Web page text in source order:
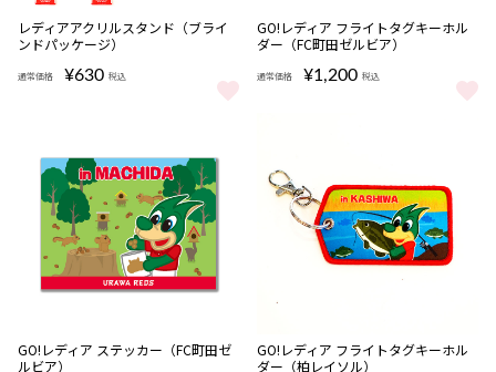
レディアアクリルスタンド（ブライ
ンドパッケージ）
通常価格 ¥630 税込
レディアアクリルスタンド（ブラインドパッケージ） をもっと見る
GO!レディア フライトタグキーホル
ダー（FC町田ゼルビア）
通常価格 ¥1,200 税込
GO!レディア フライトタグキー
GO!レディア ステッカー（FC町田ゼ
ルビア）
GO!レディア フライトタグキーホル
ダー（柏レイソル）